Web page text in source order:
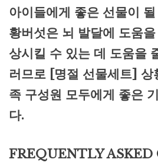
아이들에게 좋은 선물이
황버섯은 뇌 발달에 도움
상시킬 수 있는 데 도움을
러므로 [명절 선물세트]
족 구성원 모두에게 좋은
다.
FREQUENTLY